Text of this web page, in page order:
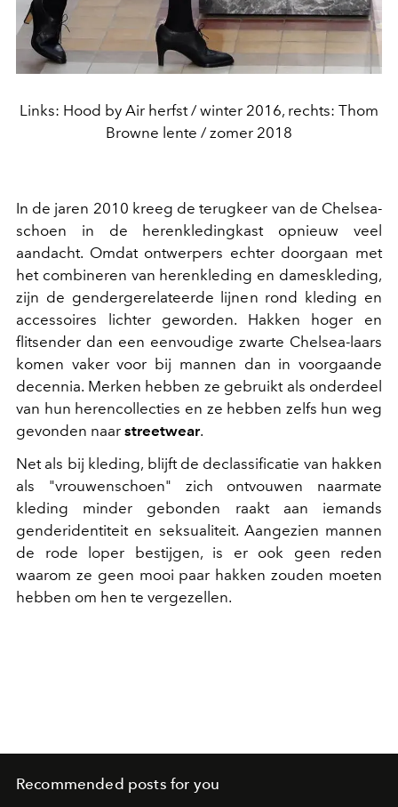
Links: Hood by Air herfst / winter 2016, rechts: Thom
Browne lente / zomer 2018
In de jaren 2010 kreeg de terugkeer van de Chelsea-
schoen in de herenkledingkast opnieuw veel
aandacht. Omdat ontwerpers echter doorgaan met
het combineren van herenkleding en dameskleding,
zijn de gendergerelateerde lijnen rond kleding en
accessoires lichter geworden. Hakken hoger en
flitsender dan een eenvoudige zwarte Chelsea-laars
komen vaker voor bij mannen dan in voorgaande
decennia. Merken hebben ze gebruikt als onderdeel
van hun herencollecties en ze hebben zelfs hun weg
gevonden naar streetwear.
Net als bij kleding, blijft de declassificatie van hakken
als "vrouwenschoen" zich ontvouwen naarmate
kleding minder gebonden raakt aan iemands
genderidentiteit en seksualiteit. Aangezien mannen
de rode loper bestijgen, is er ook geen reden
waarom ze geen mooi paar hakken zouden moeten
hebben om hen te vergezellen.
Recommended posts for you